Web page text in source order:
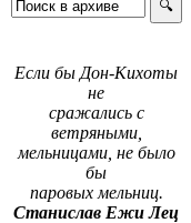
Если бы Дон-Кихоты
не
сражались с
ветряными,
мельницами, не было
бы
паровых мельниц.
Станислав Ежи Лец